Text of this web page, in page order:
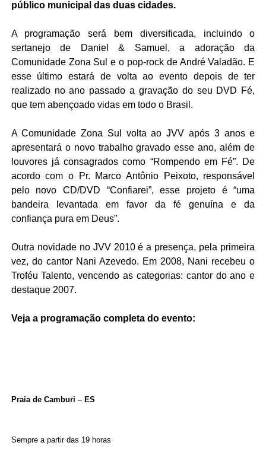
público municipal das duas cidades.
A programação será bem diversificada, incluindo o
sertanejo de Daniel & Samuel, a adoração da
Comunidade Zona Sul e o pop-rock de André Valadão. E
esse último estará de volta ao evento depois de ter
realizado no ano passado a gravação do seu DVD Fé,
que tem abençoado vidas em todo o Brasil.
A Comunidade Zona Sul volta ao JVV após 3 anos e
apresentará o novo trabalho gravado esse ano, além de
louvores já consagrados como “Rompendo em Fé”. De
acordo com o Pr. Marco Antônio Peixoto, responsável
pelo novo CD/DVD “Confiarei”, esse projeto é “uma
bandeira levantada em favor da fé genuína e da
confiança pura em Deus”.
Outra novidade no JVV 2010 é a presença, pela primeira
vez, do cantor Nani Azevedo. Em 2008, Nani recebeu o
Troféu Talento, vencendo as categorias: cantor do ano e
destaque 2007.
Veja a programação completa do evento:
Praia de Camburi – ES
Sempre a partir das 19 horas